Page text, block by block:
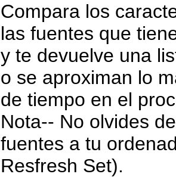
Compara los
las fuentes que
y te devuelve una
o se aproximan lo
de tiempo en el
Nota-- No olvides
fuentes a tu
Resfresh Set).